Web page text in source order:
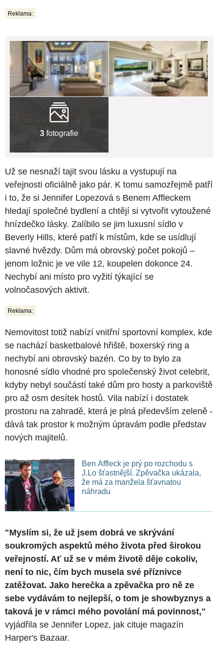
Reklama:
3 fotografie
Už se nesnaží tajit svou lásku a vystupují na
veřejnosti oficiálně jako pár. K tomu samozřejmě patří
i to, že si Jennifer Lopezová s Benem Affleckem
hledají společné bydlení a chtějí si vytvořit vytoužené
hnízdečko lásky. Zalíbilo se jim luxusní sídlo v
Beverly Hills, které patří k místům, kde se usídlují
slavné hvězdy. Dům má obrovský počet pokojů –
jenom ložnic je ve vile 12, koupelen dokonce 24.
Nechybí ani místo pro vyžití týkající se
volnočasových aktivit.
Reklama:
Nemovitost totiž nabízí vnitřní sportovní komplex, kde
se nachází basketbalové hřiště, boxerský ring a
nechybí ani obrovský bazén. Co by to bylo za
honosné sídlo vhodné pro společenský život celebrit,
kdyby nebyl součástí také dům pro hosty a parkoviště
pro až osm desítek hostů. Vila nabízí i dostatek
prostoru na zahradě, která je plná především zeleně -
dává tak prostor k možným úpravám podle představ
nových majitelů.
Ben Affleck je prý po rozchodu s
J.Lo šťastnější. Zpěvačka ukázala,
že má za manžela šťavnatou
náhradu
"Myslím si, že už jsem dobrá ve skrývání
soukromých aspektů mého života před širokou
veřejností. Ať už se v mém životě děje cokoliv,
není to nic, čím bych musela své příznivce
zatěžovat. Jako herečka a zpěvačka pro ně ze
sebe vydávám to nejlepší, o tom je showbyznys a
taková je v rámci mého povolání má povinnost,"
vyjádřila se Jennifer Lopez, jak cituje magazín
Harper's Bazaar.